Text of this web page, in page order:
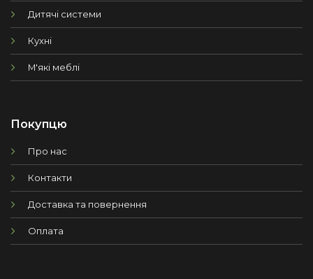
Дитячі системи
Кухні
М'які меблі
Покупцю
Про нас
Контакти
Доставка та повернення
Оплата